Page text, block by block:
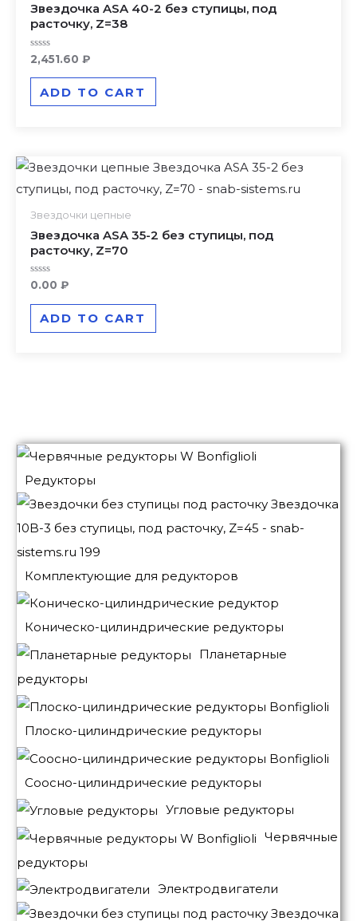
Редукторы
Комплектующие для редукторов
Коническо-цилиндрические редукторы
Планетарные
редукторы
Плоско-цилиндрические редукторы
Соосно-цилиндрические редукторы
Угловые редукторы
Червячные
редукторы
Электродвигатели
Звездочка ASA 40-2 без ступицы, под
расточку, Z=38
Rated
out
2,451.60 ₽
ADD TO CART
Звездочки цепные
Звездочка ASA 35-2 без ступицы, под
расточку, Z=70
Rated
out
0.00 ₽
ADD TO CART